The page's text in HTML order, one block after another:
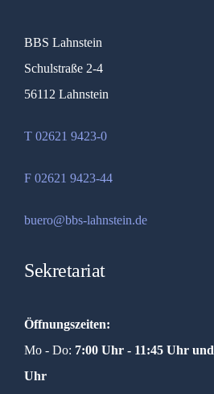
BBS Lahnstein
Schulstraße 2-4
56112 Lahnstein
T 02621 9423-0
F 02621 9423-44
buero@bbs-lahnstein.de
Sekretariat
Öffnungszeiten:
Mo - Do: 7:00 Uhr - 11:45 Uhr und
Uhr